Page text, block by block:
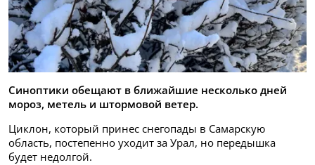
Синоптики обещают в ближайшие несколько дней
мороз, метель и штормовой ветер.
Циклон, который принес снегопады в Самарскую
область, постепенно уходит за Урал, но передышка
будет недолгой.